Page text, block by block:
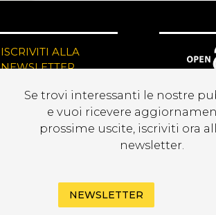
ISCRIVITI ALLA
NEWSLETTER
Se trovi interessanti le nostre
e vuoi ricevere
prossime uscite, iscriviti ora
newsletter.
NEWSLETTER